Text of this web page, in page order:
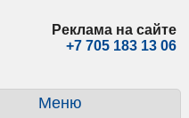
Реклама на сайте
+7 705 183 13 06
Меню